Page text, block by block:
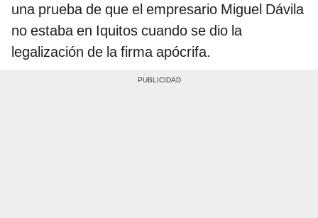
una prueba de que el empresario Miguel Dávila
no estaba en Iquitos cuando se dio la
legalización de la firma apócrifa.